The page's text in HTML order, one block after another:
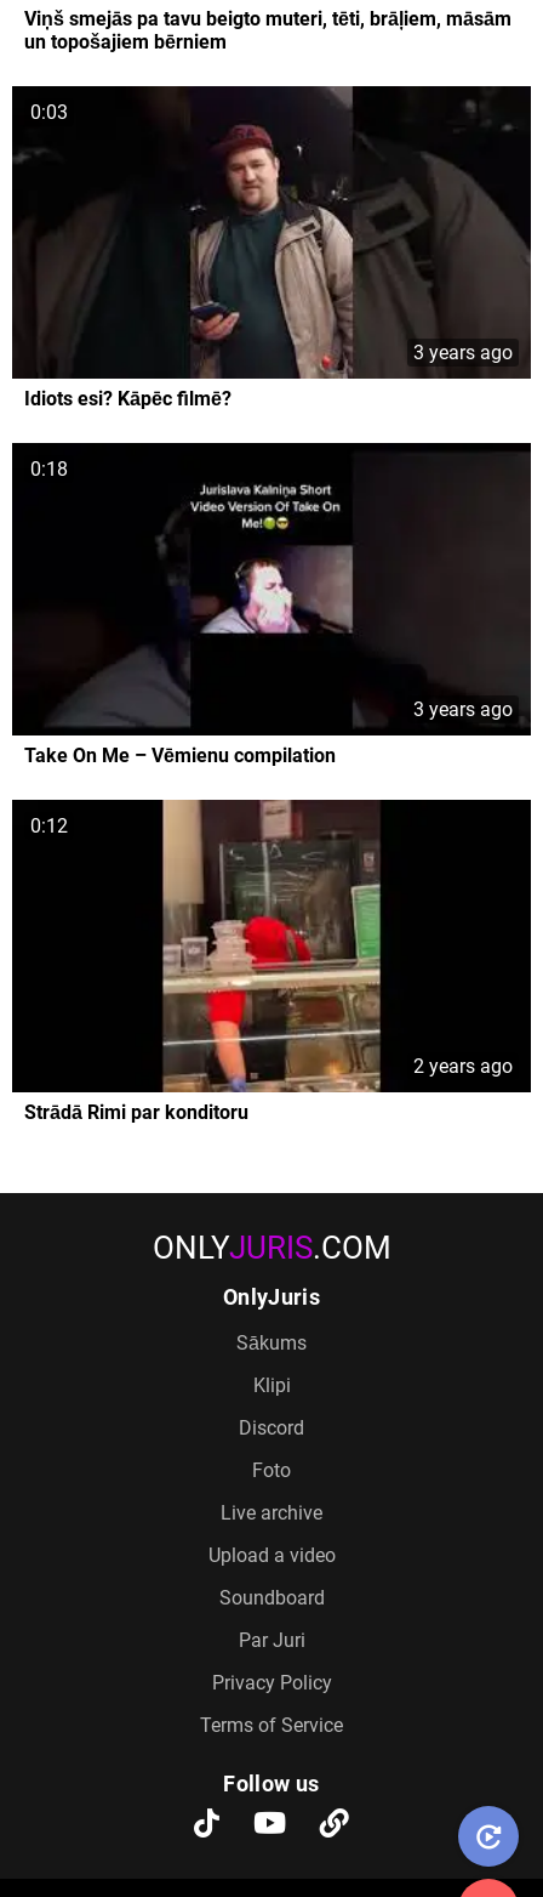
Viņš smejās pa tavu beigto muteri, tēti, brāļiem, māsām
un topošajiem bērniem
0:03
3 years ago
Idiots esi? Kāpēc filmē?
0:18
3 years ago
Take On Me – Vēmienu compilation
0:12
2 years ago
Strādā Rimi par konditoru
ONLYJURIS.COM
OnlyJuris
Sākums
Klipi
Discord
Foto
Live archive
Upload a video
Soundboard
Par Juri
Privacy Policy
Terms of Service
Follow us